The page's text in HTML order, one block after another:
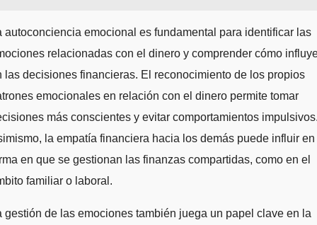
autoconciencia emocional es fundamental para identificar las
relacionadas con el dinero y comprender cómo
las decisiones financieras. El reconocimiento de los propios
emocionales en relación con el dinero permite tomar
más conscientes y evitar comportamientos
la empatía financiera hacia los demás puede influir en
en que se gestionan las finanzas compartidas, como en el
familiar o laboral.
gestión de las emociones también juega un papel clave en la